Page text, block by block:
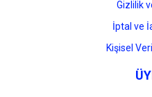
Gizlilik
İptal ve
Kişisel